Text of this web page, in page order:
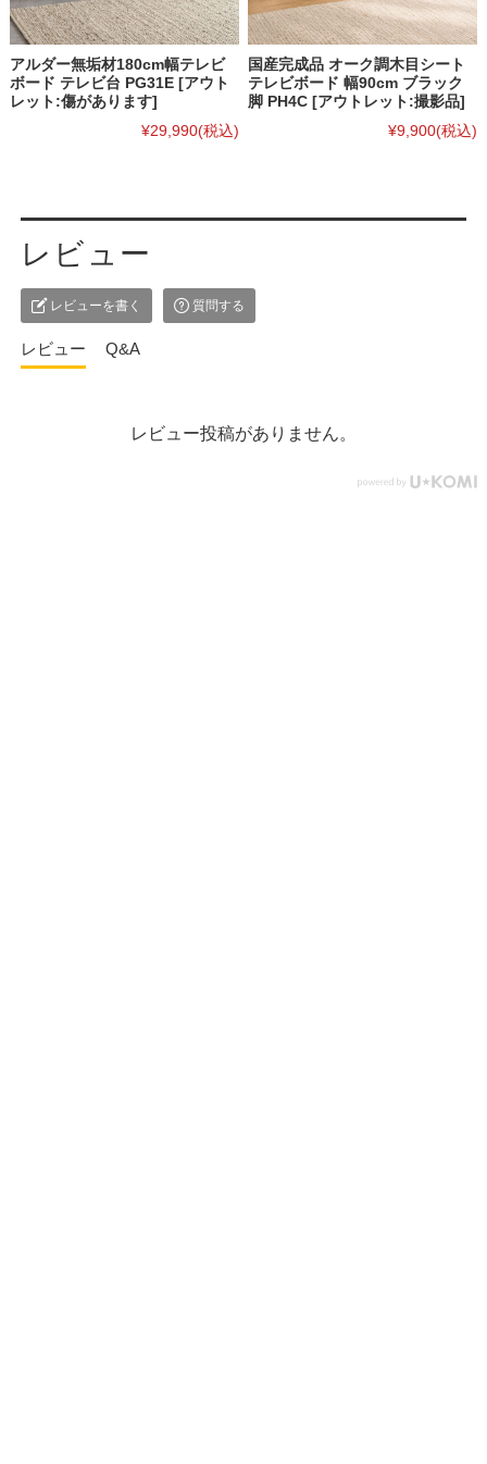
アルダー無垢材180cm幅テレビ
ボード テレビ台 PG31E [アウト
レット:傷があります]
¥29,990(税込)
国産完成品 オーク調木目シート
テレビボード 幅90cm ブラック
脚 PH4C [アウトレット:撮影品]
¥9,900(税込)
レビュー
レビューを書く 質問する
レビュー Q&A
レビュー投稿がありません。